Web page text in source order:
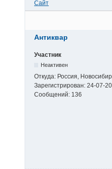
Сайт
Антиквар
Участник
Неактивен
Откуда: Россия,
Зарегистрирован: 24-07-
Сообщений: 136